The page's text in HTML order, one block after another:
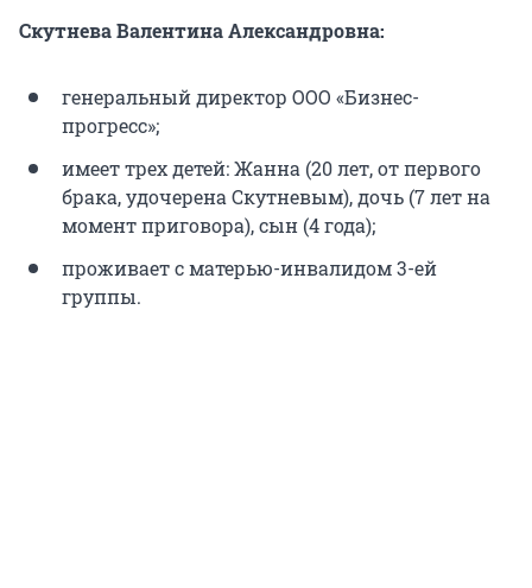
Скутнева Валентина Александровна:
генеральный директор ООО «Бизнес-
прогресс»;
имеет трех детей: Жанна (20 лет, от первого
брака, удочерена Скутневым), дочь (7 лет на
момент приговора), сын (4 года);
проживает с матерью-инвалидом 3-ей
группы.